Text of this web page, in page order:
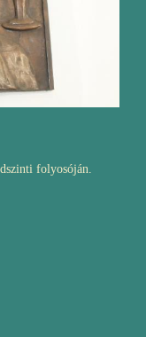
folyosóján.